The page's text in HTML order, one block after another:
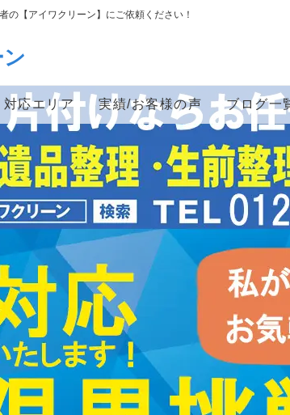
の【アイワクリーン】にご依頼ください！
対応エリア 実績/お客様の声 ブログ一